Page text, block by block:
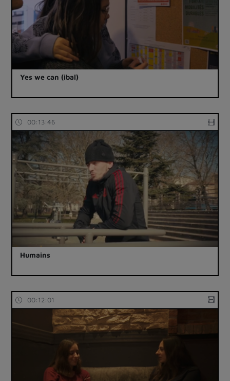
Yes we can (ibal)
00:13:46
Humains
00:12:01